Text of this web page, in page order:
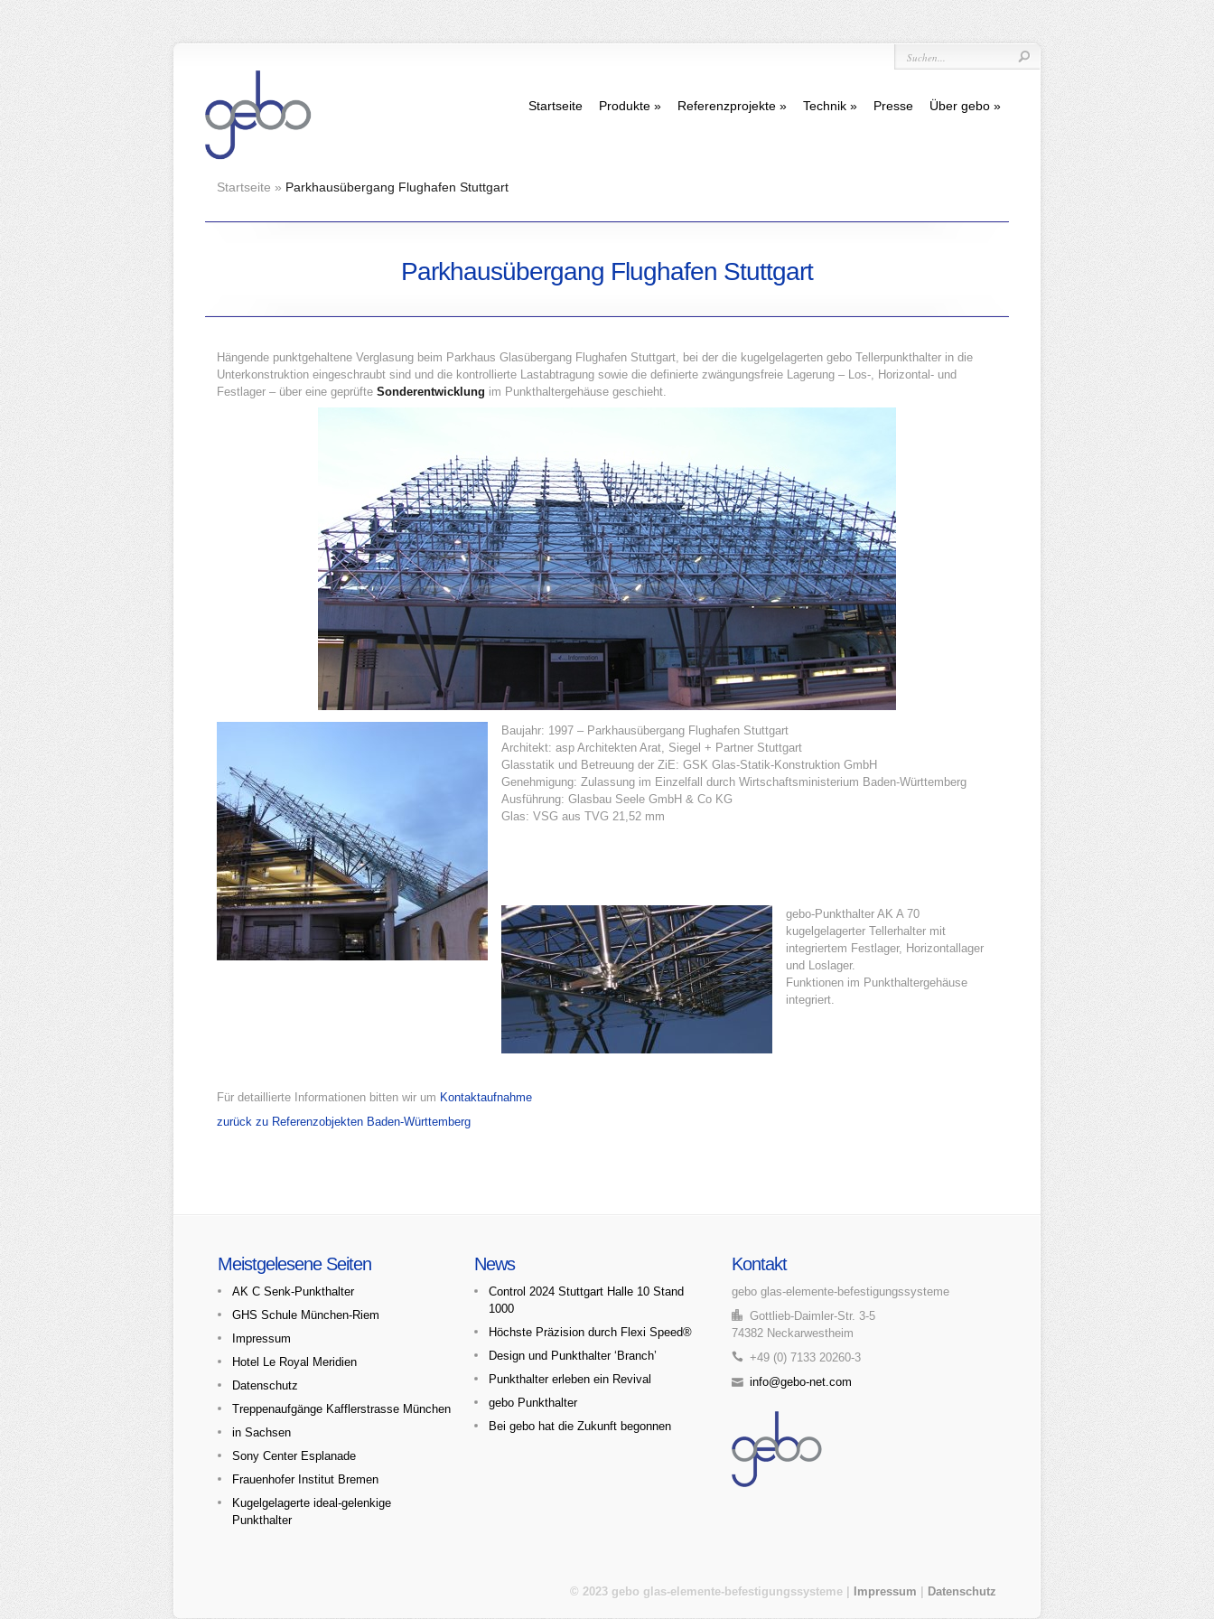
Startseite Produkte Referenzprojekte Technik Presse Über gebo
Startseite » Parkhausübergang Flughafen Stuttgart
Parkhausübergang Flughafen Stuttgart
Hängende punktgehaltene Verglasung beim Parkhaus Glasübergang Flughafen Stuttgart, bei der die kugelgelagerten gebo Tellerpunkthalter in die
Unterkonstruktion eingeschraubt sind und die kontrollierte Lastabtragung sowie die definierte zwängungsfreie Lagerung – Los-, Horizontal- und
Festlager – über eine geprüfte Sonderentwicklung im Punkthaltergehäuse geschieht.
Baujahr: 1997 – Parkhausübergang Flughafen Stuttgart
Architekt: asp Architekten Arat, Siegel + Partner Stuttgart
Glasstatik und Betreuung der ZiE: GSK Glas-Statik-Konstruktion GmbH
Genehmigung: Zulassung im Einzelfall durch Wirtschaftsministerium Baden-Württemberg
Ausführung: Glasbau Seele GmbH & Co KG
Glas: VSG aus TVG 21,52 mm
gebo-Punkthalter AK A 70
kugelgelagerter Tellerhalter mit
integriertem Festlager, Horizontallager
und Loslager.
Funktionen im Punkthaltergehäuse
integriert.
Für detaillierte Informationen bitten wir um Kontaktaufnahme
zurück zu Referenzobjekten Baden-Württemberg
Meistgelesene Seiten
AK C Senk-Punkthalter
GHS Schule München-Riem
Impressum
Hotel Le Royal Meridien
Datenschutz
Treppenaufgänge Kafflerstrasse München
in Sachsen
Sony Center Esplanade
Frauenhofer Institut Bremen
Kugelgelagerte ideal-gelenkige
Punkthalter
News
Control 2024 Stuttgart Halle 10 Stand
1000
Höchste Präzision durch Flexi Speed®
Design und Punkthalter ‘Branch’
Punkthalter erleben ein Revival
gebo Punkthalter
Bei gebo hat die Zukunft begonnen
Kontakt
gebo glas-elemente-befestigungssysteme
Gottlieb-Daimler-Str. 3-5
74382 Neckarwestheim
+49 (0) 7133 20260-3
info@gebo-net.com
© 2023 gebo glas-elemente-befestigungssysteme | Impressum Datenschutz